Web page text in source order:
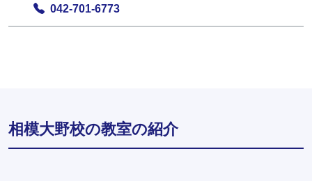
042-701-6773
相模大野校の教室の紹介